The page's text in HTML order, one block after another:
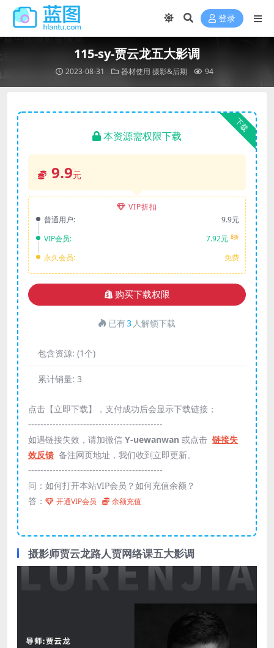
登录
115-sy-贾云龙五大影调
2023-08-31 器材使用 摄影&后期 94
下载
本资源需权限下载
9.9元
VIP折扣
普通用户:
9.9元
VIP会员:
7.92元 8折
永久会员: 免费
购买下载权限
已有3 人解锁下载
包含资源: (1个)
累计销量: 3
点击【立即下载】，支付成功后会显示下载链接；
--------------------------------------------
如遇链接失效，请加微信 Y-uewanwan 或点击 链接失
效反馈 备注网页地址，我们收到立即更新。
--------------------------------------------
问：如何打开本站VIP会员？如何充值余额？
答：
开通VIP会员 余额充值
摄影师贾云龙路人贾网络课五大影调